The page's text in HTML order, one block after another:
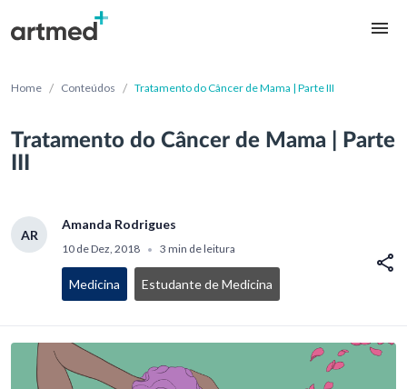
Home / Conteúdos / Tratamento do Câncer de Mama | Parte III
Tratamento do Câncer de Mama | Parte
AR
Amanda Rodrigues
10 de Dez, 2018 • 3 min de leitura
Medicina Estudante de Medicina